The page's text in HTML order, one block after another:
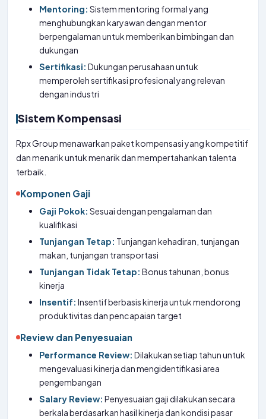
Mentoring: Sistem mentoring formal yang
menghubungkan karyawan dengan mentor
berpengalaman untuk memberikan bimbingan dan
dukungan
Sertifikasi: Dukungan perusahaan untuk
memperoleh sertifikasi profesional yang relevan
dengan industri
Sistem Kompensasi
Rpx Group menawarkan paket kompensasi yang kompetitif
dan menarik untuk menarik dan mempertahankan talenta
terbaik.
Komponen Gaji
Gaji Pokok: Sesuai dengan pengalaman dan
kualifikasi
Tunjangan Tetap: Tunjangan kehadiran, tunjangan
makan, tunjangan transportasi
Tunjangan Tidak Tetap: Bonus tahunan, bonus
kinerja
Insentif: Insentif berbasis kinerja untuk mendorong
produktivitas dan pencapaian target
Review dan Penyesuaian
Performance Review: Dilakukan setiap tahun untuk
mengevaluasi kinerja dan mengidentifikasi area
pengembangan
Salary Review: Penyesuaian gaji dilakukan secara
berkala berdasarkan hasil kinerja dan kondisi pasar